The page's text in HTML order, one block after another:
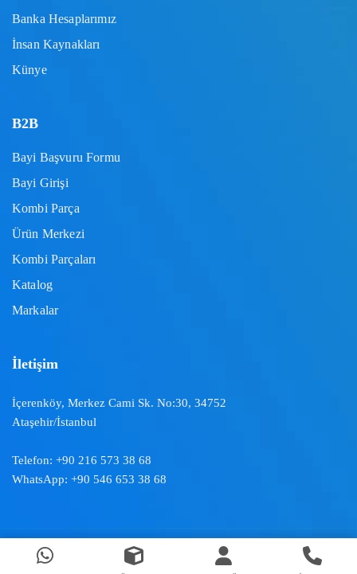
Banka Hesaplarımız
İnsan Kaynakları
Künye
B2B
Bayi Başvuru Formu
Bayi Girişi
Kombi Parça
Ürün Merkezi
Kombi Parçaları
Katalog
Markalar
İletişim
İçerenköy, Merkez Cami Sk. No:30, 34752
Ataşehir/İstanbul
Telefon: +90 216 573 38 68
WhatsApp: +90 546 653 38 68
Doğal İklimlendirme ™ | 2024